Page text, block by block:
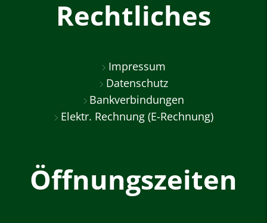
Rechtliches
Impressum
Datenschutz
Bankverbindungen
Elektr. Rechnung (E-Rechnung)
Öffnungszeiten